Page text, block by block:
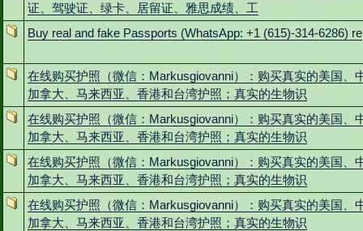
证、驾驶证、绿卡、居留证、雅思成绩、工
Buy real and fake Passports (WhatsApp: +1 (615)-314-6286) re
在线购买护照（微信：Markusgiovanni）：购买真实的美国、
加拿大、马来西亚、香港和台湾护照；真实的生物识
在线购买护照（微信：Markusgiovanni）：购买真实的美国、
加拿大、马来西亚、香港和台湾护照；真实的生物识
在线购买护照（微信：Markusgiovanni）：购买真实的美国、
加拿大、马来西亚、香港和台湾护照；真实的生物识
在线购买护照（微信：Markusgiovanni）：购买真实的美国、
加拿大、马来西亚、香港和台湾护照；真实的生物识